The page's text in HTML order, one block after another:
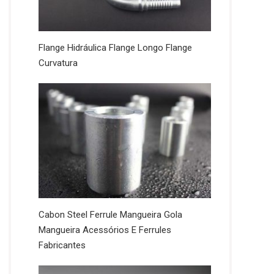
Flange Hidráulica Flange Longo Flange
Curvatura
Cabon Steel Ferrule Mangueira Gola
Mangueira Acessórios E Ferrules
Fabricantes